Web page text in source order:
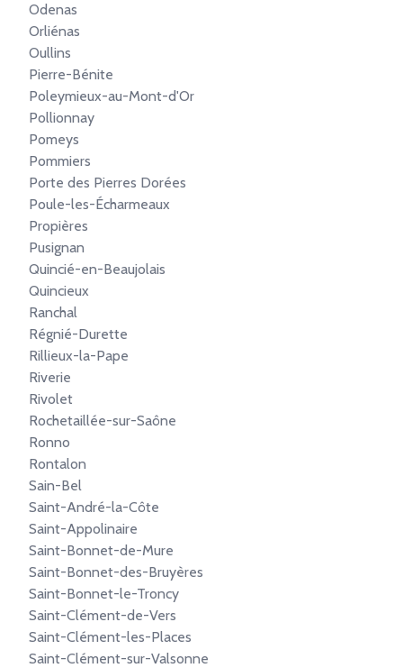
Odenas
Orliénas
Oullins
Pierre-Bénite
Poleymieux-au-Mont-d'Or
Pollionnay
Pomeys
Pommiers
Porte des Pierres Dorées
Poule-les-Écharmeaux
Propières
Pusignan
Quincié-en-Beaujolais
Quincieux
Ranchal
Régnié-Durette
Rillieux-la-Pape
Riverie
Rivolet
Rochetaillée-sur-Saône
Ronno
Rontalon
Sain-Bel
Saint-André-la-Côte
Saint-Appolinaire
Saint-Bonnet-de-Mure
Saint-Bonnet-des-Bruyères
Saint-Bonnet-le-Troncy
Saint-Clément-de-Vers
Saint-Clément-les-Places
Saint-Clément-sur-Valsonne